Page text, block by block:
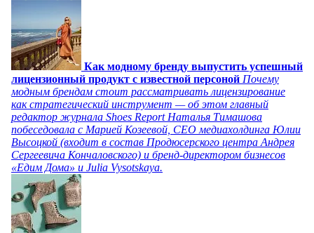
Как модному бренду выпустить успешный
лицензионный продукт с известной персоной Почему
модным брендам стоит рассматривать лицензирование
как стратегический инструмент — об этом главный
редактор журнала Shoes Report Наталья Тимашова
побеседовала с Марией Козеевой, СЕО медиахолдинга Юлии
Высоцкой (входит в состав Продюсерского центра Андрея
Сергеевича Кончаловского) и бренд-директором бизнесов
«Едим Дома» и Julia Vysotskaya.